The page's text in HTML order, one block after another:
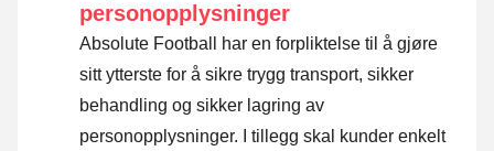
personopplysninger
Absolute Football har en forpliktelse til å gjøre
sitt ytterste for å sikre trygg transport, sikker
behandling og sikker lagring av
personopplysninger. I tillegg skal kunder enkelt